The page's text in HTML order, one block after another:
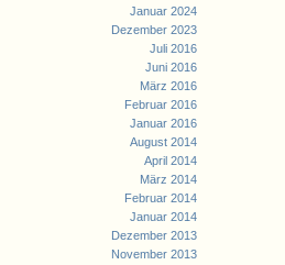
Januar 2024
Dezember 2023
Juli 2016
Juni 2016
März 2016
Februar 2016
Januar 2016
August 2014
April 2014
März 2014
Februar 2014
Januar 2014
Dezember 2013
November 2013